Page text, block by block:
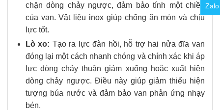
chặn dòng chảy ngược, đảm bảo tính một chiều
của van. Vật liệu inox giúp chống ăn mòn và chịu
lực tốt.
Lò xo: Tạo ra lực đàn hồi, hỗ trợ hai nửa đĩa van
đóng lại một cách nhanh chóng và chính xác khi áp
lực dòng chảy thuận giảm xuống hoặc xuất hiện
dòng chảy ngược. Điều này giúp giảm thiểu hiện
tượng búa nước và đảm bảo van phản ứng nhạy
bén.
Zalo